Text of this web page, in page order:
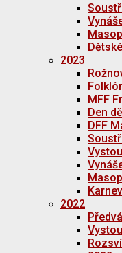
2023
MFF
Den
DFF
2022